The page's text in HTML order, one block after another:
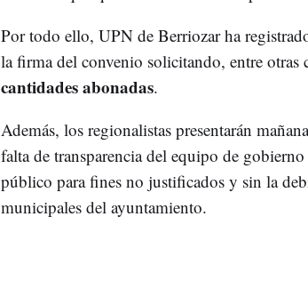
Por todo ello, UPN de Berriozar ha
la firma del convenio solicitando, entre otras
cantidades abonadas.
Además, los regionalistas presentarán
falta de transparencia del equipo de
público para fines no justificados y sin la
municipales del ayuntamiento.